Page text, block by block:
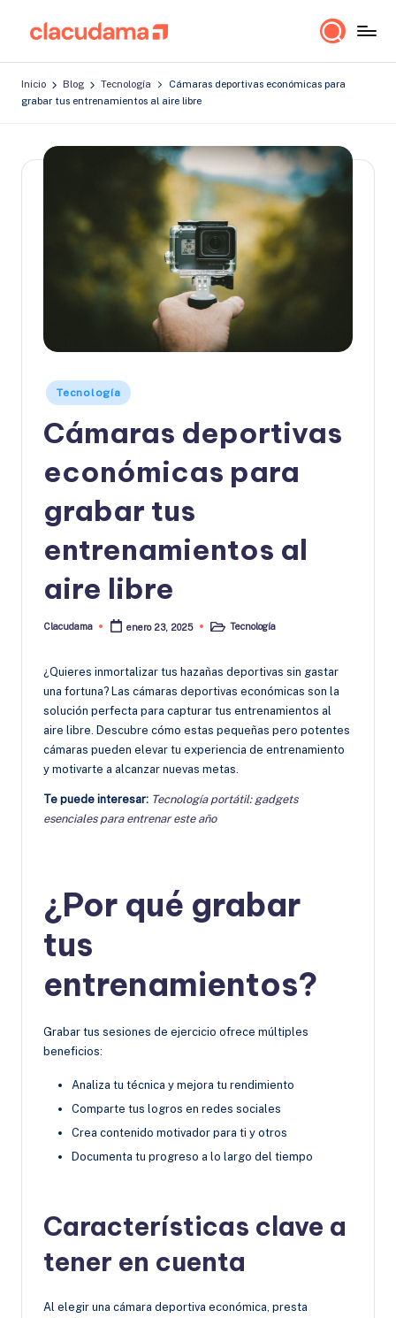
Saltar
contenido
a
c
Inicio Blog Tecnología
Cámaras deportivas económicas para
grabar tus entrenamientos al aire libre
Publicado
en
Tecnología
Cámaras deportivas
económicas para
grabar tus
entrenamientos al
aire libre
Publicado
Clacudama enero 23, 2025
PublicadoTecnología
¿Quieres inmortalizar tus hazañas deportivas sin gastar
una fortuna? Las cámaras deportivas económicas son la
solución perfecta para capturar tus entrenamientos al
aire libre. Descubre cómo estas pequeñas pero potentes
cámaras pueden elevar tu experiencia de entrenamiento
y motivarte a alcanzar nuevas metas.
Te puede interesar: Tecnología portátil: gadgets
esenciales para entrenar este año
¿Por qué grabar
tus
entrenamientos?
Grabar tus sesiones de ejercicio ofrece múltiples
beneficios:
Analiza tu técnica y mejora tu rendimiento
Comparte tus logros en redes sociales
Crea contenido motivador para ti y otros
Documenta tu progreso a lo largo del tiempo
Características clave a
tener en cuenta
Al elegir una cámara deportiva económica, presta